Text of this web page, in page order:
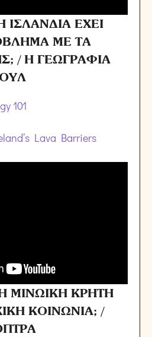
ΙΣΛΑΝΔΙΑ ΕΧΕΙ
ΜΕ ΤΑ
/ Η ΓΕΩΓΡΑΦΙΑ
101
Lava Barriers
ΜΙΝΩΙΚΗ ΚΡΗΤΗ
ΚΟΙΝΩΝΙΑ; /